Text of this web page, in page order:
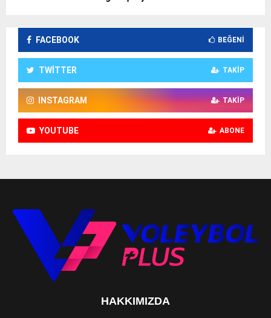
FACEBOOK BEĞENI
TWITTER TAKIP
INSTAGRAM TAKIP
YOUTUBE ABONE
HAKKIMIZDA